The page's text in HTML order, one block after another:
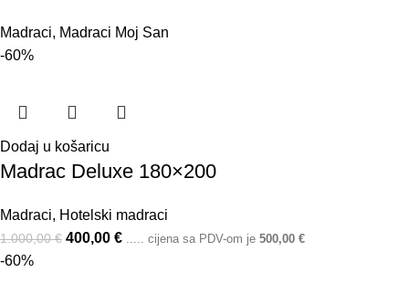
Madraci, Madraci Moj San
-60%
Dodaj u košaricu
Madrac Deluxe 180×200
Madraci, Hotelski madraci
1.000,00€ 400,00 € ..... cijena sa PDV-om je 500,00 €
-60%